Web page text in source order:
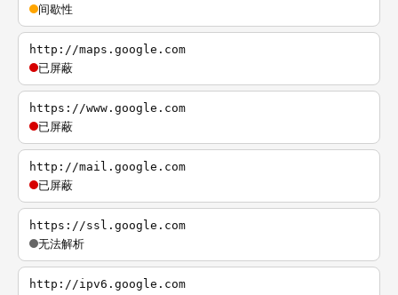
间歇性
http://maps.google.com
已屏蔽
https://www.google.com
已屏蔽
http://mail.google.com
已屏蔽
https://ssl.google.com
无法解析
http://ipv6.google.com